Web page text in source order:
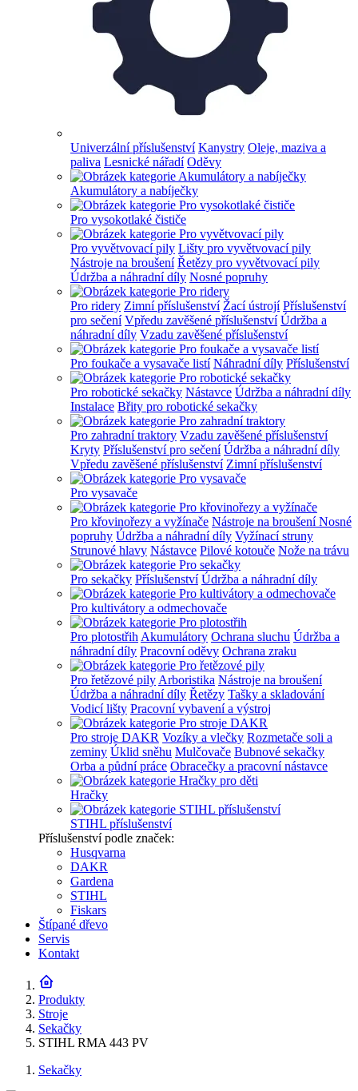
Univerzální příslušenství Kanystry Oleje, maziva a
paliva Lesnické nářadí Oděvy
Akumulátory a nabíječky
Pro vysokotlaké čističe
Pro vyvětvovací pily Lišty pro vyvětvovací pily
Nástroje na broušení Řetězy pro vyvětvovací pily
Údržba a náhradní díly Nosné popruhy
Pro ridery Zimní příslušenství Žací ústrojí Příslušenství
pro sečení Vpředu zavěšené příslušenství Údržba a
náhradní díly Vzadu zavěšené příslušenství
Pro foukače a vysavače listí Náhradní díly Příslušenství
Pro robotické sekačky Nástavce Údržba a náhradní díly
Instalace Břity pro robotické sekačky
Pro zahradní traktory Vzadu zavěšené příslušenství
Kryty Příslušenství pro sečení Údržba a náhradní díly
Vpředu zavěšené příslušenství Zimní příslušenství
Pro vysavače
Pro křovinořezy a vyžínače Nástroje na broušeníNosné
popruhy Údržba a náhradní díly Vyžínací struny
Strunové hlavy Nástavce Pilové kotouče Nože na trávu
Pro sekačky Příslušenství Údržba a náhradní díly
Pro kultivátory a odmechovače
Pro plotostřih Akumulátory Ochrana sluchu Údržba a
náhradní díly Pracovní oděvy Ochrana zraku
Pro řetězové pily Arboristika Nástroje na broušení
Údržba a náhradní díly Řetězy Tašky a skladování
Vodicí lišty Pracovní vybavení a výstroj
Pro stroje DAKR Vozíky a vlečky Rozmetače soli a
zeminy Úklid sněhu Mulčovače Bubnové sekačky
Orba a půdní práce Obracečky a pracovní nástavce
Hračky
STIHL příslušenství
Příslušenství podle značek:
Husqvarna
DAKR
Gardena
STIHL
Fiskars
Štípané dřevo
Servis
Kontakt
Produkty
Stroje
Sekačky
STIHL RMA 443 PV
Sekačky